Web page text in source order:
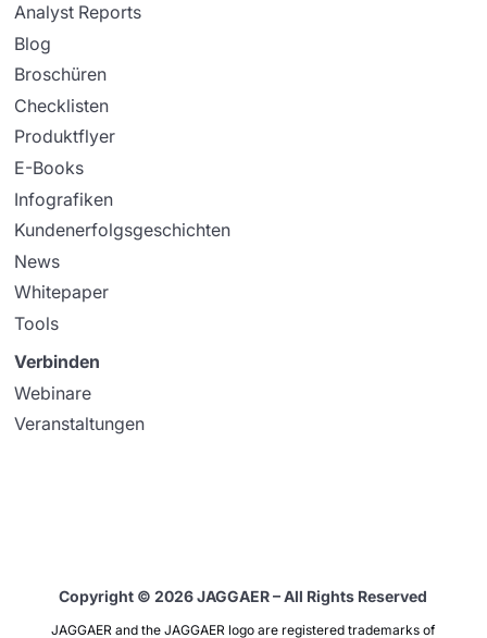
Analyst Reports
Blog
Broschüren
Checklisten
Produktflyer
E-Books
Infografiken
Kundenerfolgsgeschichten
News
Whitepaper
Tools
Verbinden
Webinare
Veranstaltungen
Copyright © 2026 JAGGAER – All Rights Reserved
JAGGAER and the JAGGAER logo are registered trademarks of